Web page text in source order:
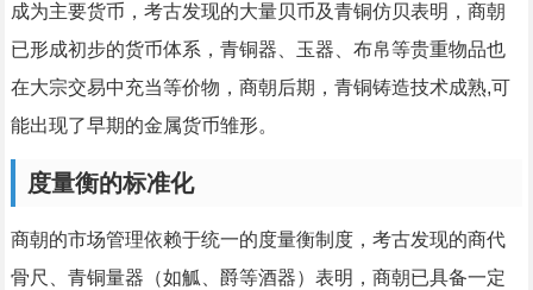
成为主要货币，考古发现的大量贝币及青铜仿贝表明，商朝
已形成初步的货币体系，青铜器、玉器、布帛等贵重物品也
在大宗交易中充当等价物，商朝后期，青铜铸造技术成熟,可
能出现了早期的金属货币雏形。
度量衡的标准化
商朝的市场管理依赖于统一的度量衡制度，考古发现的商代
骨尺、青铜量器（如觚、爵等酒器）表明，商朝已具备一定